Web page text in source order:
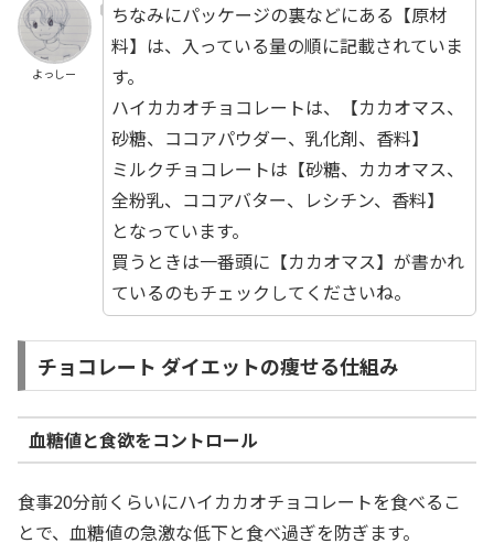
よっしー
ちなみにパッケージの裏などにある【原材
料】は、入っている量の順に記載されていま
す。
ハイカカオチョコレートは、【カカオマス、
砂糖、ココアパウダー、乳化剤、香料】
ミルクチョコレートは【砂糖、カカオマス、
全粉乳、ココアバター、レシチン、香料】
となっています。
買うときは一番頭に【カカオマス】が書かれ
ているのもチェックしてくださいね。
チョコレート ダイエットの痩せる仕組み
血糖値と食欲をコントロール
食事20分前くらいにハイカカオチョコレートを食べるこ
とで、血糖値の急激な低下と食べ過ぎを防ぎます。